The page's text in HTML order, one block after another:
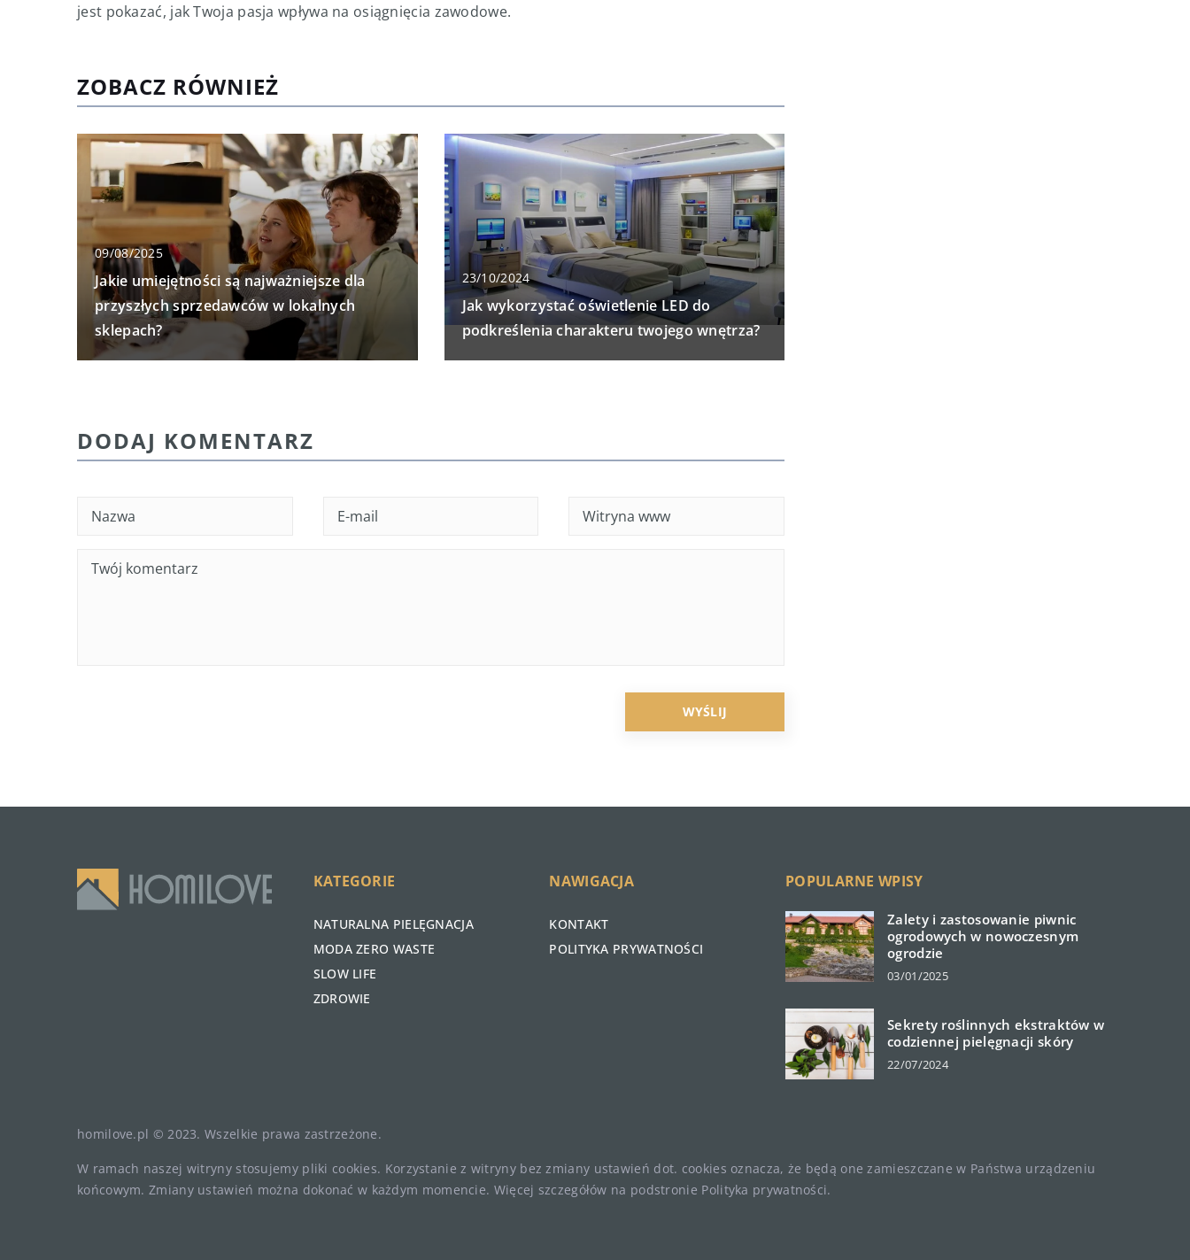
jest pokazać, jak Twoja pasja wpływa na osiągnięcia zawodowe.
ZOBACZ RÓWNIEŻ
09/08/2025
Jakie umiejętności są najważniejsze dla
przyszłych sprzedawców w lokalnych
sklepach?
23/10/2024
Jak wykorzystać oświetlenie LED do
podkreślenia charakteru twojego wnętrza?
DODAJ KOMENTARZ
KATEGORIE
NATURALNA PIELĘGNACJA
MODA ZERO WASTE
SLOW LIFE
ZDROWIE
NAWIGACJA
KONTAKT
POLITYKA PRYWATNOŚCI
POPULARNE WPISY
Zalety i zastosowanie piwnic
ogrodowych w nowoczesnym
ogrodzie
03/01/2025
Sekrety roślinnych ekstraktów w
codziennej pielęgnacji skóry
22/07/2024
homilove.pl © 2023. Wszelkie prawa zastrzeżone.
W ramach naszej witryny stosujemy pliki cookies. Korzystanie z witryny bez zmiany ustawień dot. cookies oznacza, że będą one zamieszczane w Państwa urządzeniu
końcowym. Zmiany ustawień można dokonać w każdym momencie. Więcej szczegółów na podstronie Polityka prywatności.